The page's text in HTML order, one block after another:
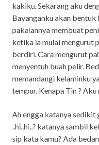
kakiku. Sekarang aku
Bayanganku akan bentuk
pakaiannya membuat
ketika ia mulai mengurut
berdiri. Cara mengurut
menyentuh buah pelir.
memandangi kelaminku
tempur. Kenapa Tin ?
Ah engga katanya sedikit
..hi..hi..? katanya sambil
sip kata kamu? Ada